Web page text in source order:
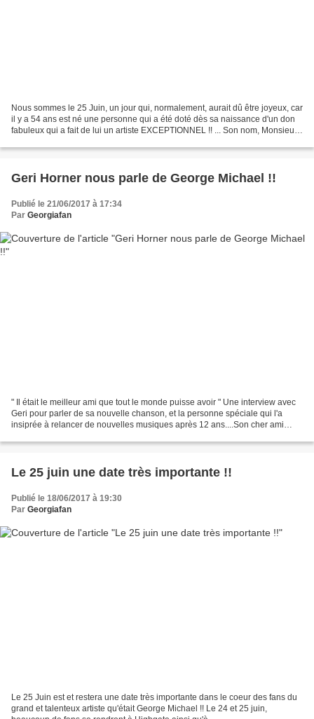
Nous sommes le 25 Juin, un jour qui, normalement, aurait dû être joyeux, car
il y a 54 ans est né une personne qui a été doté dès sa naissance d'un don
fabuleux qui a fait de lui un artiste EXCEPTIONNEL !! ... Son nom, Monsieur
Geri Horner nous parle de George Michael !!
Publié le 21/06/2017 à 17:34
Par Georgiafan
" Il était le meilleur ami que tout le monde puisse avoir " Une interview avec
Geri pour parler de sa nouvelle chanson, et la personne spéciale qui l'a
insiprée à relancer de nouvelles musiques après 12 ans....Son cher ami
Le 25 juin une date très importante !!
Publié le 18/06/2017 à 19:30
Par Georgiafan
Le 25 Juin est et restera une date très importante dans le coeur des fans du
grand et talenteux artiste qu'était George Michael !! Le 24 et 25 juin,